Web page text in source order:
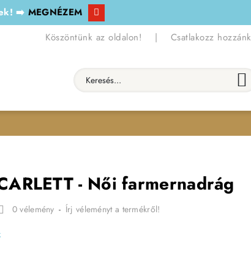
➡️ MEGNÉZEM
Köszöntünk az oldalon! | Csatlakozz hozzánk
Keresés...
- Női farmernadrág
0 vélemény - Írj véleményt a termékről!